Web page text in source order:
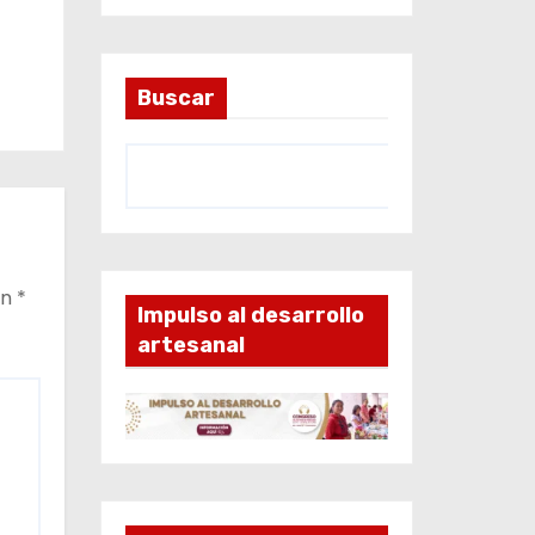
*
Buscar
Impulso al desarrollo
artesanal